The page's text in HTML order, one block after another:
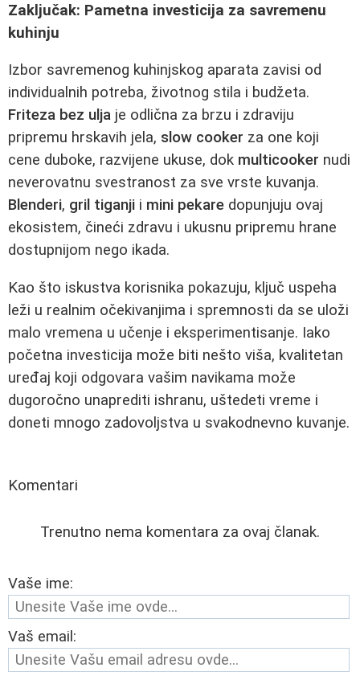
Zaključak: Pametna investicija za savremenu
kuhinju
Izbor savremenog kuhinjskog aparata zavisi od
individualnih potreba, životnog stila i budžeta.
Friteza bez ulja je odlična za brzu i zdraviju
pripremu hrskavih jela, slow cooker za one koji
cene duboke, razvijene ukuse, dok multicooker nudi
neverovatnu svestranost za sve vrste kuvanja.
Blenderi, gril tiganji i mini pekare dopunjuju ovaj
ekosistem, čineći zdravu i ukusnu pripremu hrane
dostupnijom nego ikada.
Kao što iskustva korisnika pokazuju, ključ uspeha
leži u realnim očekivanjima i spremnosti da se uloži
malo vremena u učenje i eksperimentisanje. Iako
početna investicija može biti nešto viša, kvalitetan
uređaj koji odgovara vašim navikama može
dugoročno unaprediti ishranu, uštedeti vreme i
doneti mnogo zadovoljstva u svakodnevno kuvanje.
Komentari
Trenutno nema komentara za ovaj članak.
Vaše ime:
Vaš email: